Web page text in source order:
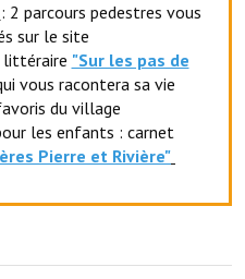
: 2 parcours pedestres vous
sur le site
littéraire "Sur les pas de
vous racontera sa vie
du village
les enfants : carnet
Pierre et Rivière"